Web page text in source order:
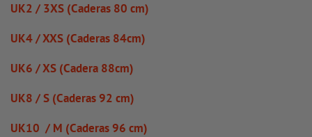
UK2 / 3XS (Caderas 80 cm)
UK4 / XXS (Caderas 84cm)
UK6 / XS (Cadera 88cm)
UK8 / S (Caderas 92 cm)
UK10 / M (Caderas 96 cm)